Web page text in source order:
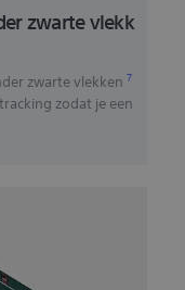
zwarte vlekk
zwarte vlekken7
zodat je een